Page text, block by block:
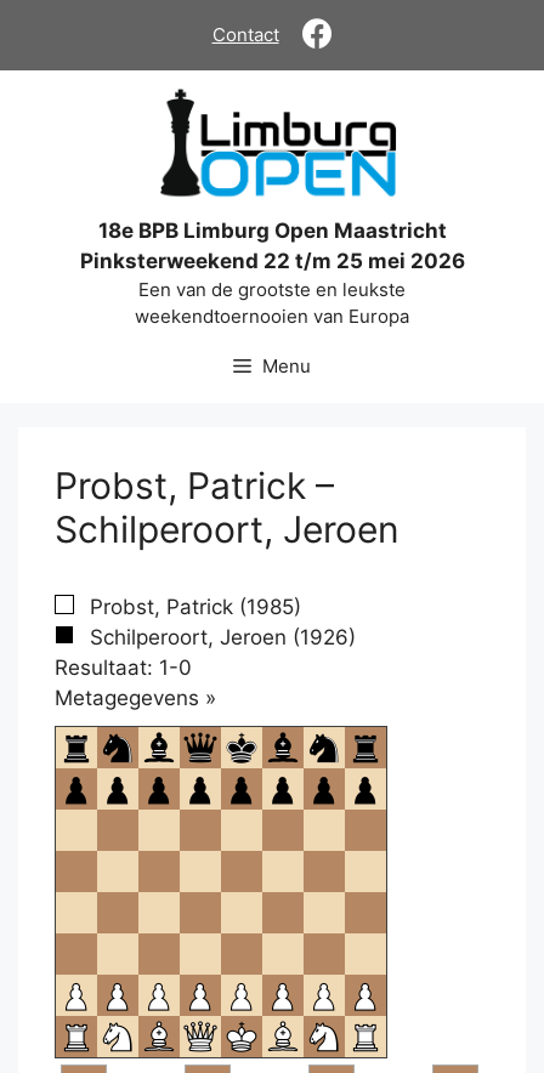
de
Contact
18e BPB Limburg Open Maastricht
Pinksterweekend 22 t/m 25 mei 2026
Een van de grootste en leukste
weekendtoernooien van Europa
Menu
Probst, Patrick –
Schilperoort, Jeroen
Probst, Patrick (1985)
Schilperoort, Jeroen (1926)
Resultaat: 1-0
Metagegevens »
om
te
openen.